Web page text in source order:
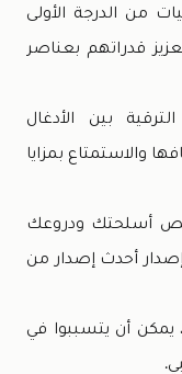
من الدرجة الأولى
قدراتهم بعناصر
بين الأدغال
والاستمتاع بمزايا
أسلحتك ودروعك
أحدث إصدار من
يمكن أن يتسببوا في